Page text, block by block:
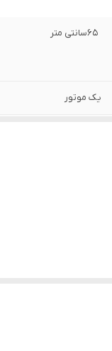
65سانتی متر
یک موتور